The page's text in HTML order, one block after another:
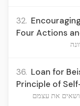
32.
Four Actions
36. Loan for
Principle of
את עצמם